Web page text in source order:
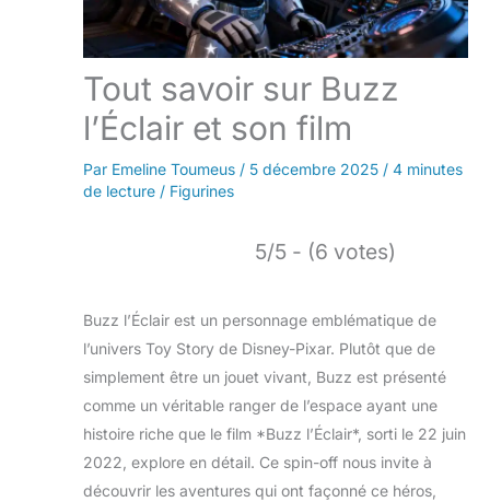
Tout savoir sur Buzz
l’Éclair et son film
Par Emeline Toumeus / 5 décembre 2025 / 4 minutes
de lecture / Figurines
5/5 - (6 votes)
Buzz l’Éclair est un personnage emblématique de
l’univers Toy Story de Disney-Pixar. Plutôt que de
simplement être un jouet vivant, Buzz est présenté
comme un véritable ranger de l’espace ayant une
histoire riche que le film *Buzz l’Éclair*, sorti le 22 juin
2022, explore en détail. Ce spin-off nous invite à
découvrir les aventures qui ont façonné ce héros,